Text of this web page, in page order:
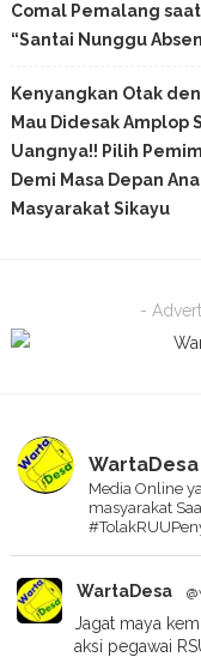
Comal Pemalang
“Santai Nunggu
Kenyangkan Otak
Mau Didesak Amplop
Uangnya!! Pilih
Demi Masa Depan
Masyarakat Sikayu
-
WartaDesa
Media Online
masyarakat
WartaDesa
Jagat maya
aksi pegawai